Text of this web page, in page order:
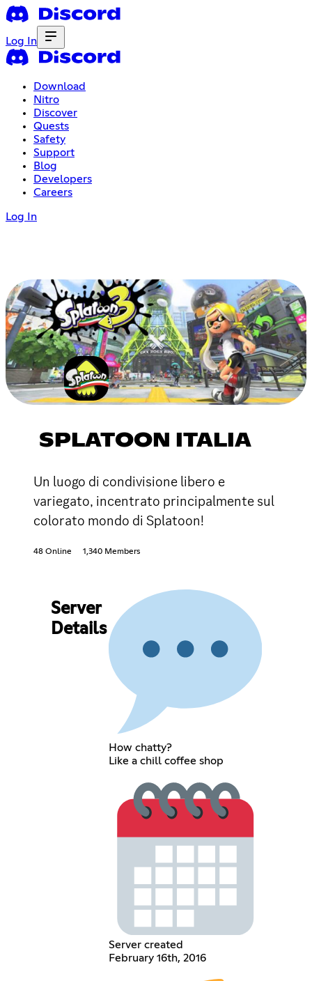
Log In
Download
Nitro
Discover
Quests
Safety
Support
Blog
Developers
Careers
Log In
SPLATOON ITALIA
Un luogo di condivisione libero e
variegato, incentrato principalmente sul
colorato mondo di Splatoon!
48 Online 1,340 Members
Server
Details
How chatty?
Like a chill coffee shop
Server created
February 16th, 2016